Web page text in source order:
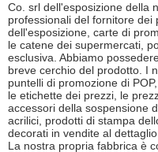
Co. srl dell'esposizione della
professionali del fornitore dei
dell'esposizione, carte di
le catene dei supermercati,
esclusiva. Abbiamo
breve cerchio del prodotto. I
puntelli di promozione di
le etichette dei prezzi, le
accessori della sospensione
acrilici, prodotti di stampa
decorati in vendite al
La nostra propria fabbrica è